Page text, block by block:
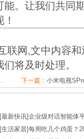
。让我们共同
联网,文中内容
将及时处理。
下一篇： 小米电视
[最新快讯]企业级对话智能体
[生活家居]每周吃几个鸡蛋？